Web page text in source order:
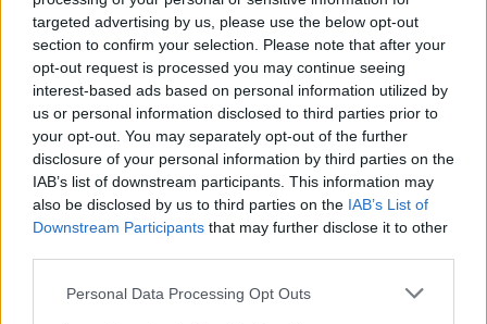
targeted advertising by us, please use the below opt-out
section to confirm your selection. Please note that after your
opt-out request is processed you may continue seeing
interest-based ads based on personal information utilized by
us or personal information disclosed to third parties prior to
your opt-out. You may separately opt-out of the further
disclosure of your personal information by third parties on the
IAB’s list of downstream participants. This information may
also be disclosed by us to third parties on the IAB’s List of
Downstream Participants that may further disclose it to other
Please note that this website/app uses one or more Google
Personal Data Processing Opt Outs